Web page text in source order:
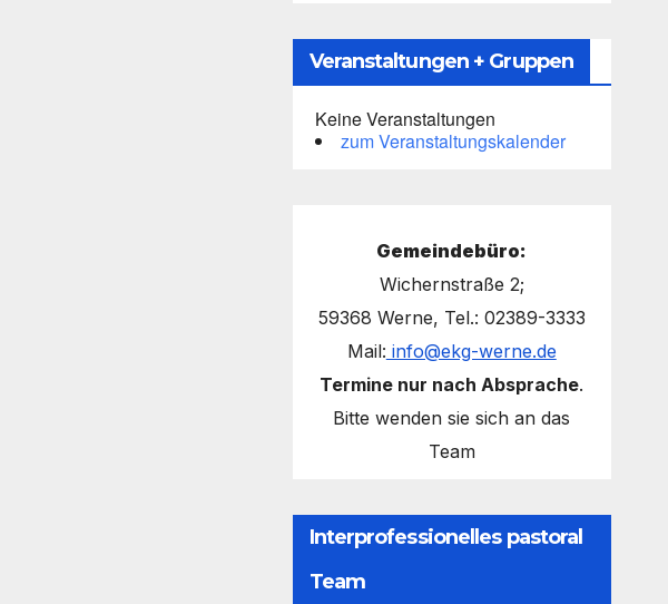
Veranstaltungen + Gruppen
Keine Veranstaltungen
zum Veranstaltungskalender
Gemeindebüro:
Wichernstraße 2;
59368 Werne, Tel.: 02389-3333
Mail: info@ekg-werne.de
Termine nur nach Absprache.
Bitte wenden sie sich an das
Team
Interprofessionelles pastoral
Team